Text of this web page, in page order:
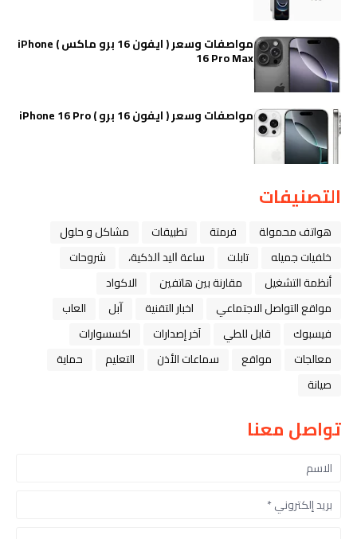
مواصفات وسعر ( ايفون 16 برو ماكس ) iPhone
16 Pro Max
مواصفات وسعر ( ايفون 16 برو ) iPhone 16 Pro
التصنيفات
هواتف محمولة فرمتة تطبيقات
مشاكل و حلول
خلفيات جميله
تابلت ﺳﺎﻋﺔ ﺍﻟﻴﺪ ﺍﻟﺬﻛﻴﺔ،
شروحات
أنظمة التشغيل
مقارنة بين هاتفين
الاكواد
مواقع التواصل الاجتماعي
اخبار التقنية ﺁﺑﻞ
العاب
فيسبوك
قابل للطي آخر إصدارات
اكسسوارات
معالجات
مواقع سماعات الأذن التعليم
حماية
صيانة
تواصل معنا